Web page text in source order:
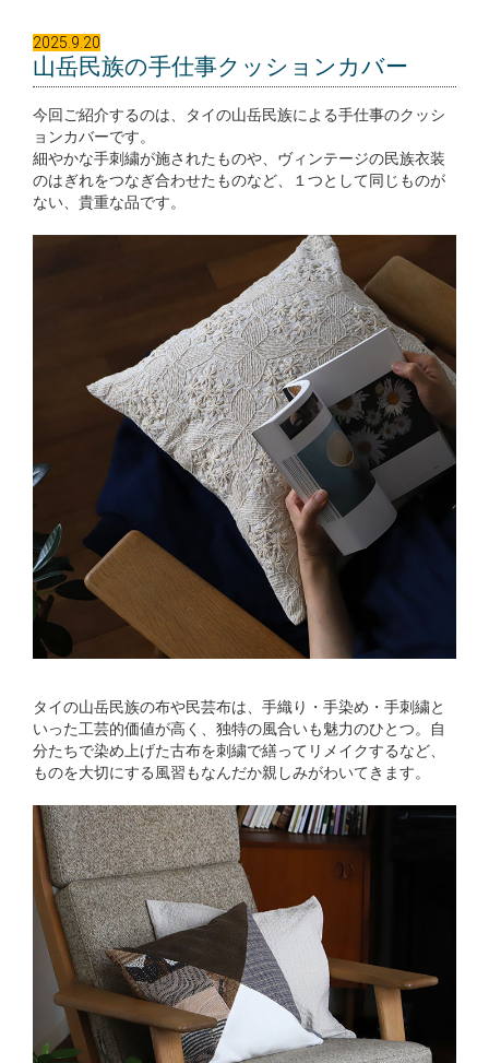
2025.9.20
山岳民族の手仕事クッションカバー
今回ご紹介するのは、タイの山岳民族による手仕事のクッシ
ョンカバーです。
細やかな手刺繍が施されたものや、ヴィンテージの民族衣装
のはぎれをつなぎ合わせたものなど、１つとして同じものが
ない、貴重な品です。
タイの山岳民族の布や民芸布は、手織り・手染め・手刺繍と
いった工芸的価値が高く、独特の風合いも魅力のひとつ。自
分たちで染め上げた古布を刺繍で繕ってリメイクするなど、
ものを大切にする風習もなんだか親しみがわいてきます。